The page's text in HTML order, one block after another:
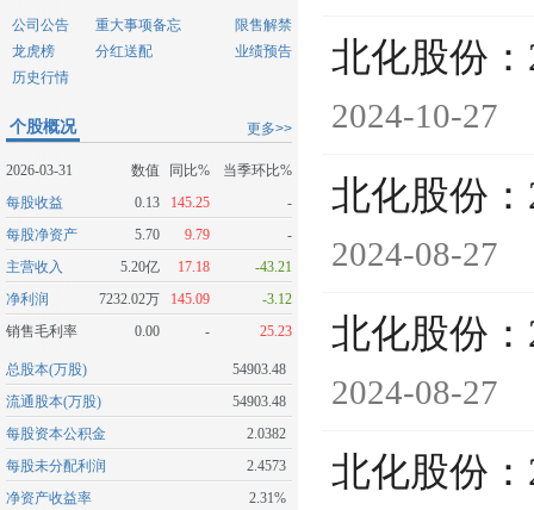
公司公告 重大事项备忘
限售解禁
龙虎榜
分红送配
业绩预告
历史行情
更多>>
个股概况
2026-03-31 数值 同比%
当季环比%
每股收益
0.13 145.25
-
每股净资产
5.70 9.79
-
主营收入
5.20亿 17.18
-43.21
净利润
7232.02万 145.09
-3.12
销售毛利率
0.00 - 25.23
总股本(万股)
54903.48
流通股本(万股)
54903.48
每股资本公积金
2.0382
每股未分配利润
2.4573
净资产收益率
2.31%
北化股份
2024-10-27
北化股份
2024-08-27
北化股份
2024-08-27
北化股份